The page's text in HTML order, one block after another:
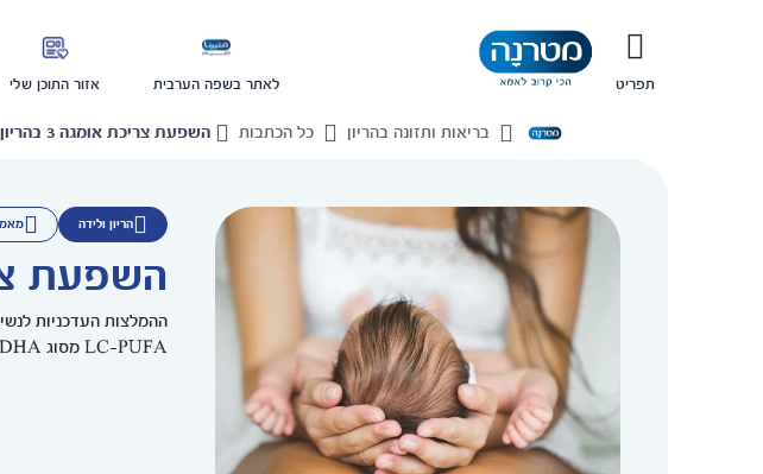
תפריט לאתר בשפה הערבית אזור התוכן שלי
בית
בריאות ותזונה בהריון כל הכתבות השפעת צריכת אומגה 3 בהריון ובהנקה
הריון ולידה
השפעת צריכת
LC-PUFA מסוג DHA (אומגה 3)